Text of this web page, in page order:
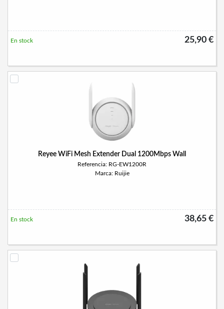
25,90 €
En stock
Reyee WiFi Mesh Extender Dual 1200Mbps Wall
Referencia: RG-EW1200R
Marca: Ruijie
38,65 €
En stock